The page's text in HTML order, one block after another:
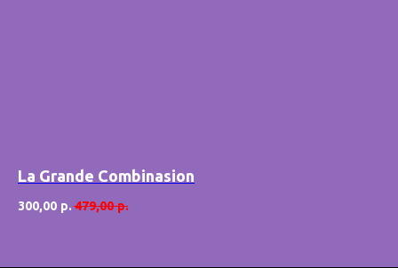
La Grande Combinasion
300,00 р. 479,00 р.